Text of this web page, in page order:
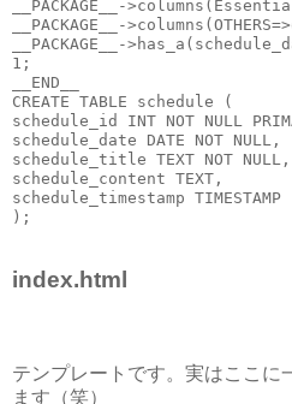
__PACKAGE__-
__PACKAGE__-
__PACKAGE__-
1;
__END__
CREATE TABLE schedule (
schedule_id INT NOT NULL
schedule_date DATE NOT NULL,
schedule_title TEXT NOT NULL,
schedule_content TEXT,
schedule_timestamp TIMESTAMP
);
index.html
テンプレートです。実はここに
ます（笑）